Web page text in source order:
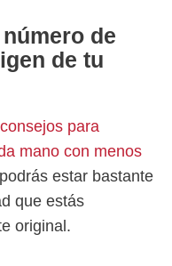
de
de tu
consejos para
mano con menos
estar bastante
que estás
original.